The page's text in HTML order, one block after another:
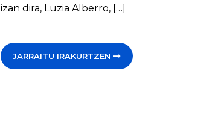
izan dira, Luzia Alberro, […]
JARRAITU IRAKURTZEN